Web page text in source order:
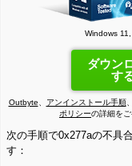
Windows
ダウン
す
Outbyte アンインストール手順、
ポリシーの詳細をご
次の手順で0x277aの不具
す：